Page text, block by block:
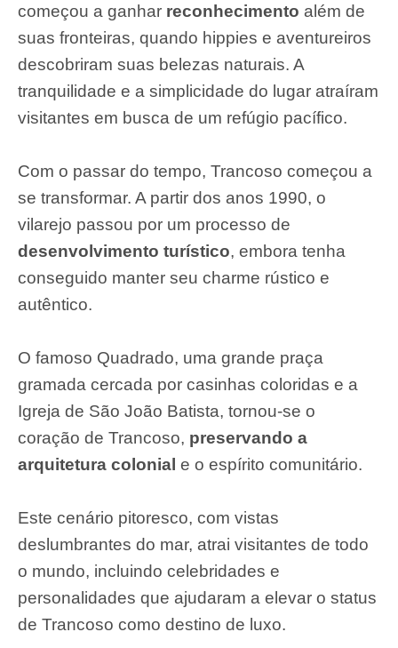
começou a ganhar reconhecimento além de
suas fronteiras, quando hippies e aventureiros
descobriram suas belezas naturais. A
tranquilidade e a simplicidade do lugar atraíram
visitantes em busca de um refúgio pacífico.
Com o passar do tempo, Trancoso começou a
se transformar. A partir dos anos 1990, o
vilarejo passou por um processo de
desenvolvimento turístico, embora tenha
conseguido manter seu charme rústico e
autêntico.
O famoso Quadrado, uma grande praça
gramada cercada por casinhas coloridas e a
Igreja de São João Batista, tornou-se o
coração de Trancoso, preservando a
arquitetura colonial e o espírito comunitário.
Este cenário pitoresco, com vistas
deslumbrantes do mar, atrai visitantes de todo
o mundo, incluindo celebridades e
personalidades que ajudaram a elevar o status
de Trancoso como destino de luxo.